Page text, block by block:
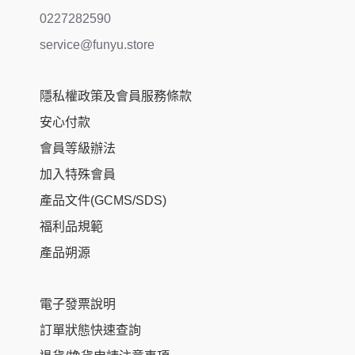
0227282590
service@funyu.store
隱私權政策及會員服務條款
安心付款
會員等級辦法
加入特殊會員
產品文件(GCMS/SDS)
福利品規範
產品朔源
電子發票說明
訂單狀態快速查詢